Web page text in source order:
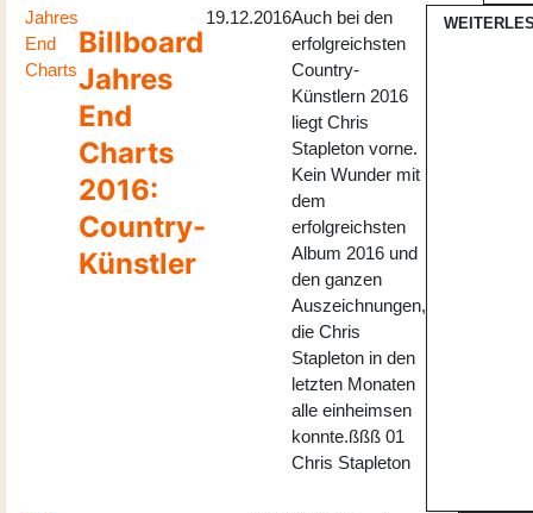
Jahres
End
Charts
Billboard
Jahres
End
Charts
2016:
Country-
Künstler
19.12.2016Auch bei den
erfolgreichsten
Country-
Künstlern 2016
liegt Chris
Stapleton vorne.
Kein Wunder mit
dem
erfolgreichsten
Album 2016 und
den ganzen
Auszeichnungen,
die Chris
Stapleton in den
letzten Monaten
alle einheimsen
konnte.ßßß 01
Chris Stapleton